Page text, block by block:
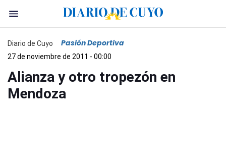
Diario de Cuyo Pasión Deportiva
27 de noviembre de 2011 - 00:00
Alianza y otro tropezón en
Mendoza